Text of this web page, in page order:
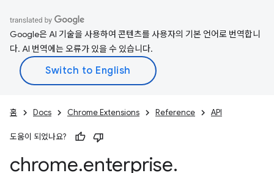
Google은 AI 기술을 사용하여 콘텐츠를 사용자의 기본 언어로 번역합니
다. AI 번역에는 오류가 있을 수 있습니다.
홈 Docs Chrome Extensions Reference API
도움이 되었나요?
chrome.enterprise.